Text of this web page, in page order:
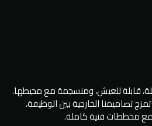
قابلة للعيش، ومنسجمة مع محيطها.
تصاميمنا الخارجية بين الوظيفة،
مخططات فنية كاملة.